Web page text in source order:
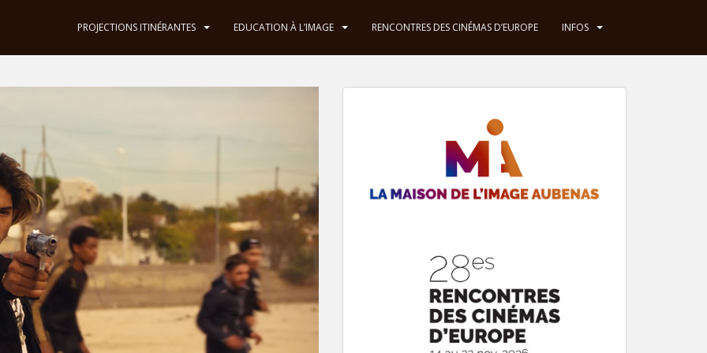
PROJECTIONS ITINÉRANTES EDUCATION À L’IMAGE RENCONTRES DES CINÉMAS D’EUROPE INFOS